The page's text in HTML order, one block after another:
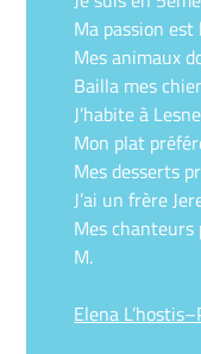
Ma passion est
Mes animaux
Bailla mes
J’habite à
Mon plat
Mes desserts
J’ai un frère
Mes chanteurs
M.
Elena